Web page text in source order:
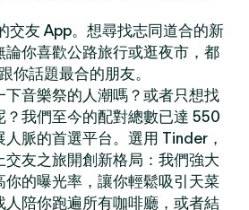
交友 App。想尋找志同道合的新
論你喜歡公路旅行或逛夜市，都
你話題最合的朋友。
下音樂祭的人潮嗎？或者只想找
？我們至今的配對總數已達 550
脈的首選平台。選用 Tinder，
友之旅開創新格局：我們強大
你的曝光率，讓你輕鬆吸引天菜
人陪你跑遍所有咖啡廳，或者結